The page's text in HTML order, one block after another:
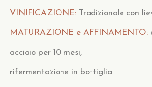
VINIFICAZIONE: Tradizionale con
MATURAZIONE e AFFINAMENTO:
acciaio per 10 mesi,
rifermentazione in bottiglia